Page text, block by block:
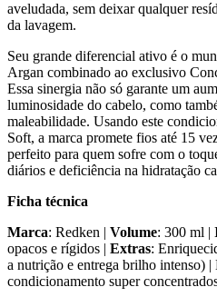
aveludada, sem deixar qualquer
da lavagem.
Seu grande diferencial ativo é o
Argan combinado ao exclusivo
Essa sinergia não só garante um
luminosidade do cabelo, como
maleabilidade. Usando este
Soft, a marca promete fios até 15
perfeito para quem sofre com o
diários e deficiência na hidratação
Ficha técnica
Marca: Redken | Volume: 300 ml |
opacos e rígidos | Extras:
a nutrição e entrega brilho intenso)
condicionamento super